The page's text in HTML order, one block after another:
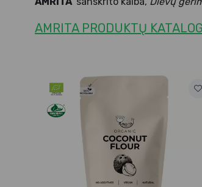
AMRITA PRODUKTŲ